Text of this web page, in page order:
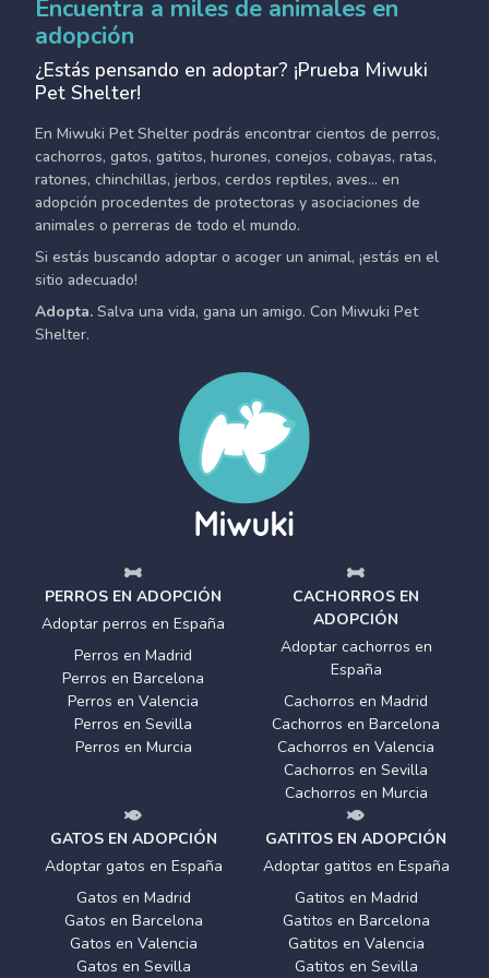
Encuentra a miles de animales en
adopción
¿Estás pensando en adoptar? ¡Prueba Miwuki
Pet Shelter!
En Miwuki Pet Shelter podrás encontrar cientos de perros,
cachorros, gatos, gatitos, hurones, conejos, cobayas, ratas,
ratones, chinchillas, jerbos, cerdos reptiles, aves... en
adopción procedentes de protectoras y asociaciones de
animales o perreras de todo el mundo.
Si estás buscando adoptar o acoger un animal, ¡estás en el
sitio adecuado!
Adopta. Salva una vida, gana un amigo. Con Miwuki Pet
Shelter.
PERROS EN ADOPCIÓN
Adoptar perros en España
Perros en Madrid
Perros en Barcelona
Perros en Valencia
Perros en Sevilla
Perros en Murcia
CACHORROS EN
ADOPCIÓN
Adoptar cachorros en
España
Cachorros en Madrid
Cachorros en Barcelona
Cachorros en Valencia
Cachorros en Sevilla
Cachorros en Murcia
GATOS EN ADOPCIÓN
Adoptar gatos en España
Gatos en Madrid
Gatos en Barcelona
Gatos en Valencia
Gatos en Sevilla
GATITOS EN ADOPCIÓN
Adoptar gatitos en España
Gatitos en Madrid
Gatitos en Barcelona
Gatitos en Valencia
Gatitos en Sevilla